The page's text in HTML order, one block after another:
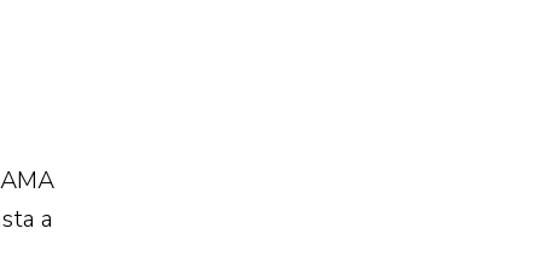
a